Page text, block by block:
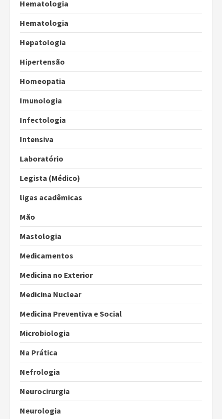
Hematologia
Hematologia
Hepatologia
Hipertensão
Homeopatia
Imunologia
Infectologia
Intensiva
Laboratório
Legista (Médico)
ligas acadêmicas
Mão
Mastologia
Medicamentos
Medicina no Exterior
Medicina Nuclear
Medicina Preventiva e Social
Microbiologia
Na Prática
Nefrologia
Neurocirurgia
Neurologia